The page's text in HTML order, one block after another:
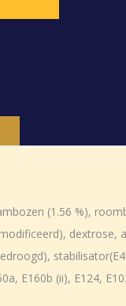
(1.56 %),
dextrose,
E160b (ii), E124,